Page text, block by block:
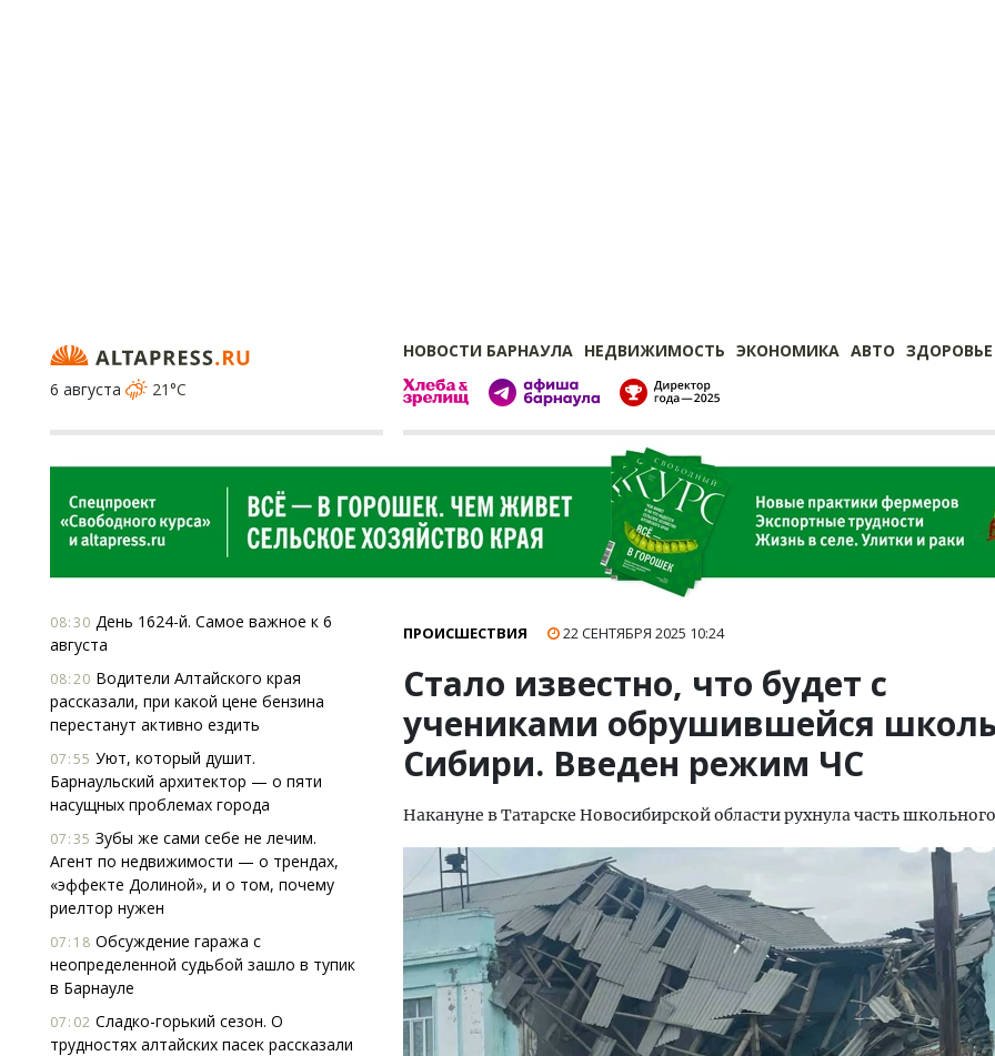
НОВОСТИ БАРНАУЛА НЕДВИЖИМОСТЬ ЭКОНОМИКА АВТО ЗДОРОВЬЕ
6 августа
21°C
08:30 День 1624-й. Самое важное к 6
августа
08:20 Водители Алтайского края
рассказали, при какой цене бензина
перестанут активно ездить
07:55 Уют, который душит.
Барнаульский архитектор — о пяти
насущных проблемах города
07:35 Зубы же сами себе не лечим.
Агент по недвижимости — о трендах,
«эффекте Долиной», и о том, почему
риелтор нужен
07:18 Обсуждение гаража с
неопределенной судьбой зашло в тупик
в Барнауле
07:02 Сладко-горький сезон. О
трудностях алтайских пасек рассказали
ПРОИСШЕСТВИЯ 22 СЕНТЯБРЯ 2025 10:24
Стало известно, что будет с
учениками обрушившейся
Сибири. Введен режим ЧС
Накануне в Татарске Новосибирской области рухнула часть